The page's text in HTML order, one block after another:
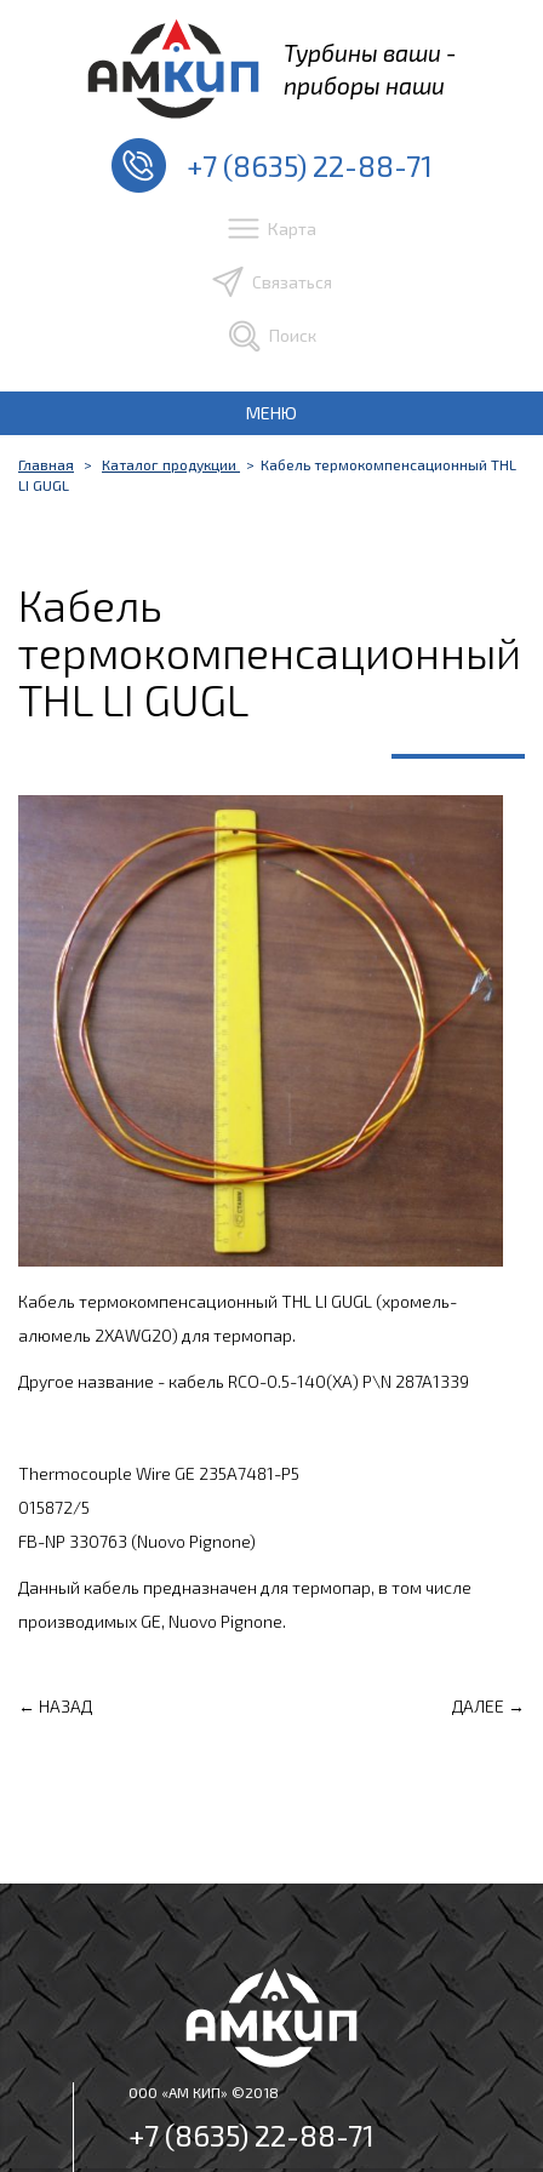
Турбины ваши -
приборы наши
+7 (8635) 22-88-71
Карта
Связаться
Поиск
МЕНЮ
Главная Каталог продукции
Кабель термокомпенсационный THL
LI GUGL
Кабель
термокомпенсационный
THL LI GUGL
Кабель термокомпенсационный THL LI GUGL (хромель-
алюмель 2XAWG20) для термопар.
Другое название - кабель RCO-0.5-140(XA) P\N 287A1339
Thermocouple Wire GE 235A7481-P5
015872/5
FB-NP 330763 (Nuovo Pignone)
Данный кабель предназначен для термопар, в том числе
производимых GE, Nuovo Pignone.
← НАЗАД ДАЛЕЕ →
ООО «АМ КИП» ©2018
+7 (8635) 22-88-71